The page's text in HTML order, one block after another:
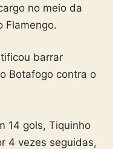
no meio da
Flamengo.
barrar
Botafogo contra o
14 gols, Tiquinho
4 vezes seguidas,